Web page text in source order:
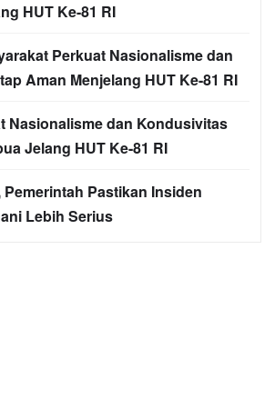
HUT Ke-81 RI
Perkuat Nasionalisme dan
Aman Menjelang HUT Ke-81 RI
Nasionalisme dan Kondusivitas
Jelang HUT Ke-81 RI
Pemerintah Pastikan Insiden
Lebih Serius